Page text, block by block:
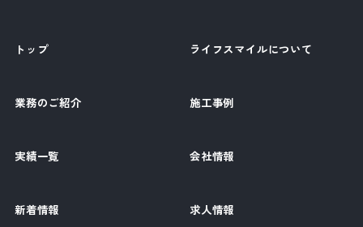
トップ ライフスマイルについて
業務のご紹介 施工事例
実績一覧 会社情報
新着情報 求人情報